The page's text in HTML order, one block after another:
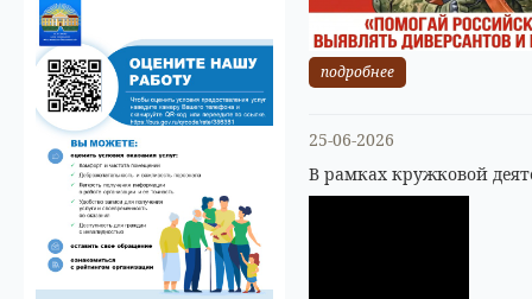
подробнее
25-06-2026
В рамках кружковой